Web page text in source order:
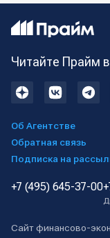
Читайте Прайм
Об Агентстве
Обратная связь
Подписка на
+7 (495) 645-37-00
Сайт финансово-